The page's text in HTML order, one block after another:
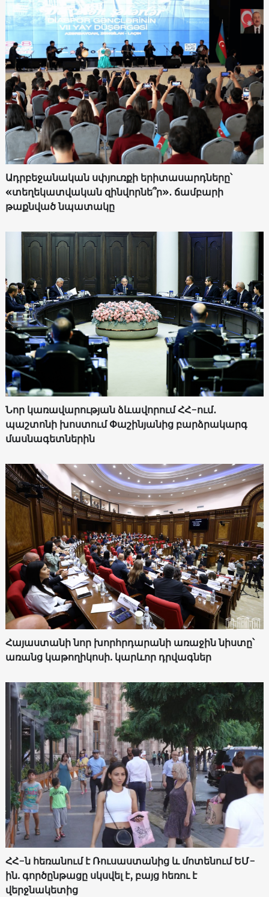
Ադրբեջանական սփյուռքի երիտասարդները՝
«տեղեկատվական զինվորնե՞ր»․ ճամբարի
թաքնված նպատակը
Նոր կառավարության ձևավորում ՀՀ-ում․
պաշտոնի խոստում Փաշինյանից բարձրակարգ
մասնագետներին
Հայաստանի նոր խորհրդարանի առաջին նիստը՝
առանց կաթողիկոսի. կարևոր դրվագներ
ՀՀ-ն հեռանում է Ռուսաստանից և մոտենում ԵՄ-
ին. գործընթացը սկսվել է, բայց հեռու է
վերջնակետից